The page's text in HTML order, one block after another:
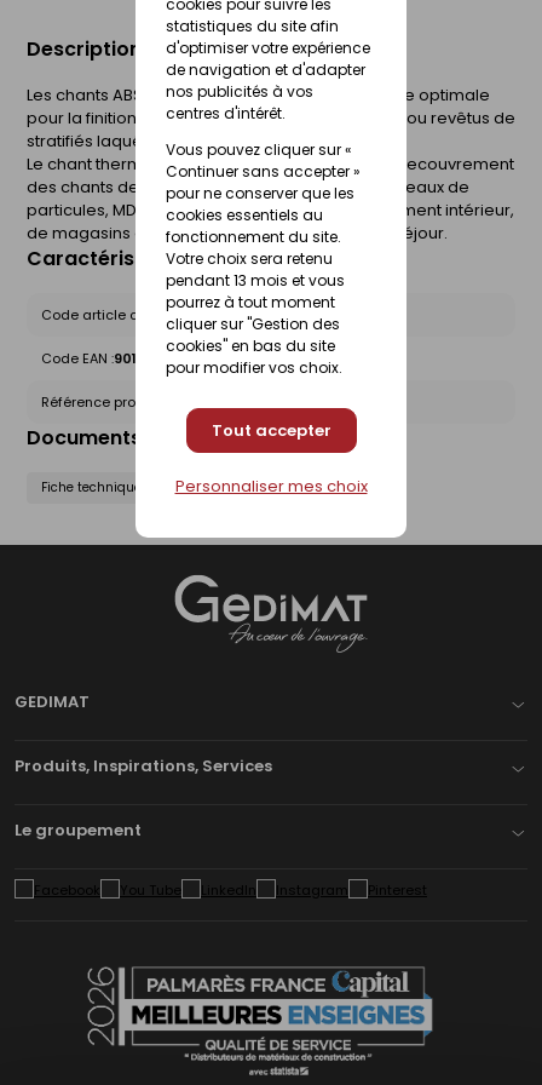
cookies pour suivre les
statistiques du site afin
d'optimiser votre expérience
de navigation et d'adapter
nos publicités à vos
centres d'intérêt.
Vous pouvez cliquer sur «
Continuer sans accepter »
pour ne conserver que les
cookies essentiels au
fonctionnement du site.
Votre choix sera retenu
pendant 13 mois et vous
pourrez à tout moment
cliquer sur "Gestion des
cookies" en bas du site
pour modifier vos choix.
Tout accepter
Personnaliser mes choix
Description du produit
Les chants ABS PerfectSense sont la touche finale optimale
pour la finition des chants des panneaux laqués ou revêtus de
stratifiés laqués PerfectSense mats et brillants.
Le chant thermoplastique ABS est utilisé pour le recouvrement
des chants des panneaux à base de bois (panneaux de
particules, MDF, panneaux alvéolaires). Agencement intérieur,
de magasins et stands, bureau et meubles de séjour.
Caractéristiques du produit
Code article chez le fournisseur : 1710255
Code EAN :9010771423503
Référence produit nationale Gedimat :
Documents liés
Fiche technique
GEDIMAT
Produits, Inspirations, Services
Le groupement